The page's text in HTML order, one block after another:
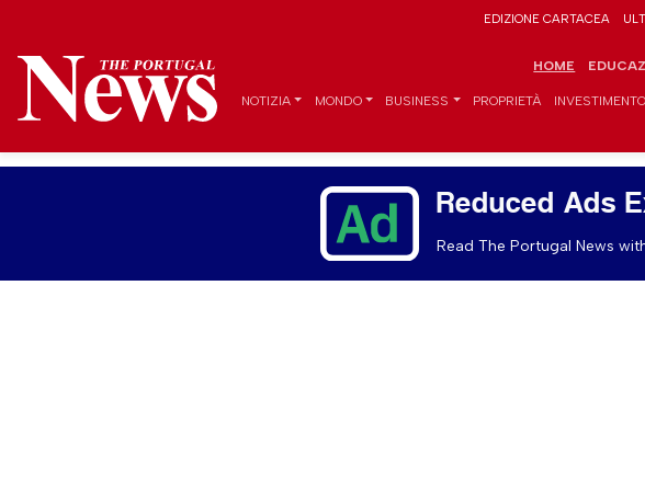
EDIZIONE CARTACEA
HOME
NOTIZIA MONDO BUSINESS PROPRIETÀ INVESTIMENTO
Reduced Ads
Read The Portugal News